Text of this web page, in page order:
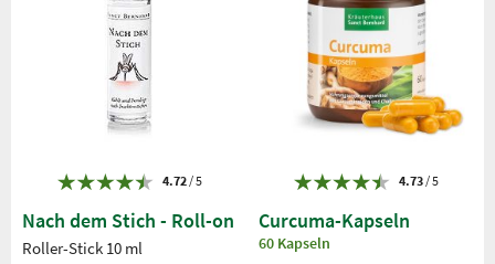
4.72/ 5
Nach dem Stich - Roll-on
Roller-Stick 10 ml
4.73/ 5
Curcuma-Kapseln
60 Kapseln